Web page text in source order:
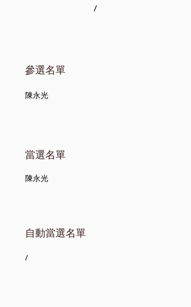
/
參選名單
陳永光
當選名單
陳永光
自動當選名單
/